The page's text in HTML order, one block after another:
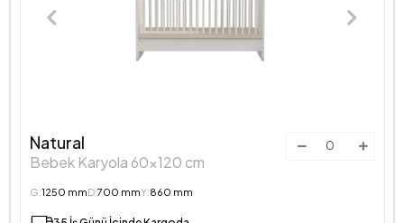
Natural
Bebek Karyola 60x120 cm
G:1250 mmD:700 mmY:860 mm